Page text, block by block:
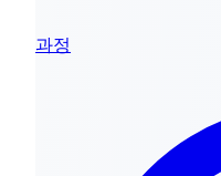
과정